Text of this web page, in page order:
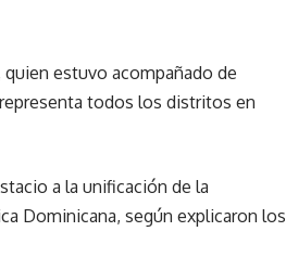
estuvo acompañado de
todos los distritos en
a la unificación de la
Dominicana, según explicaron los